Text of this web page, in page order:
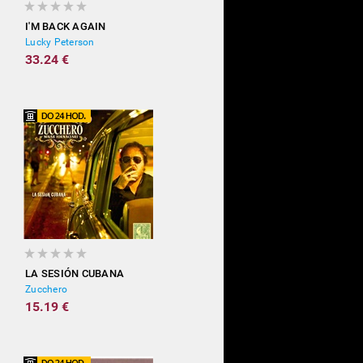
I'M BACK AGAIN
Lucky Peterson
33.24 €
LA SESIÓN CUBANA
Zucchero
15.19 €